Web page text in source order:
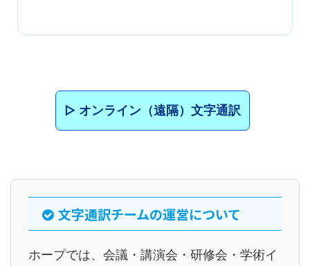
▷ オンライン（遠隔）文字通訳
文字通訳チームの運営について
ホープでは、会議・講演会・研修会・学術イ